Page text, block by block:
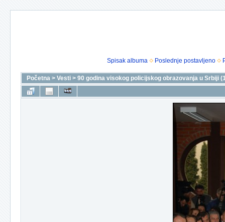
Spisak albuma Poslednje postavljeno
Početna > Vesti > 90 godina visokog policijskog obrazovanja u Srbiji